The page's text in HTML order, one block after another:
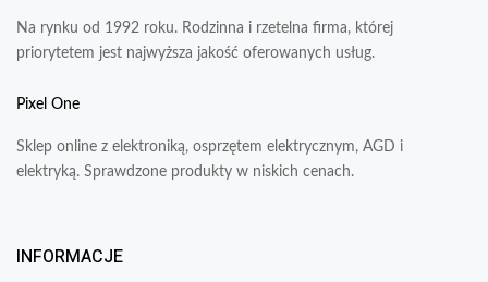
Na rynku od 1992 roku. Rodzinna i rzetelna firma, której
priorytetem jest najwyższa jakość oferowanych usług.
Pixel One
Sklep online z elektroniką, osprzętem elektrycznym, AGD i
elektryką. Sprawdzone produkty w niskich cenach.
INFORMACJE